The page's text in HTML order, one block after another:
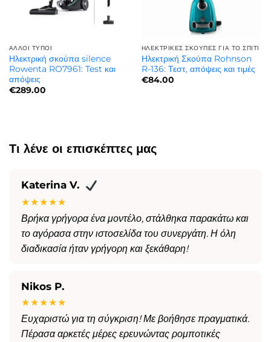
ΆΛΛΟΙ ΤΎΠΟΙ
Ηλεκτρική σκούπα silence
Rowenta RO7961: Test και
απόψεις
€289.00
ΗΛΕΚΤΡΙΚΈΣ ΣΚΟΎΠΕΣ ΓΙΑ ΤΟ ΣΠΊΤΙ
Ηλεκτρική Σκούπα Rohnson
R-136: Τεστ, απόψεις και τιμές
€84.00
Τι λένε οι επισκέπτες μας
Katerina V.
★★★★★
Βρήκα γρήγορα ένα μοντέλο, στάλθηκα παρακάτω και
το αγόρασα στην ιστοσελίδα του συνεργάτη. Η όλη
διαδικασία ήταν γρήγορη και ξεκάθαρη!
Nikos P.
★★★★★
Ευχαριστώ για τη σύγκριση! Με βοήθησε πραγματικά.
Πέρασα αρκετές μέρες ερευνώντας ρομποτικές